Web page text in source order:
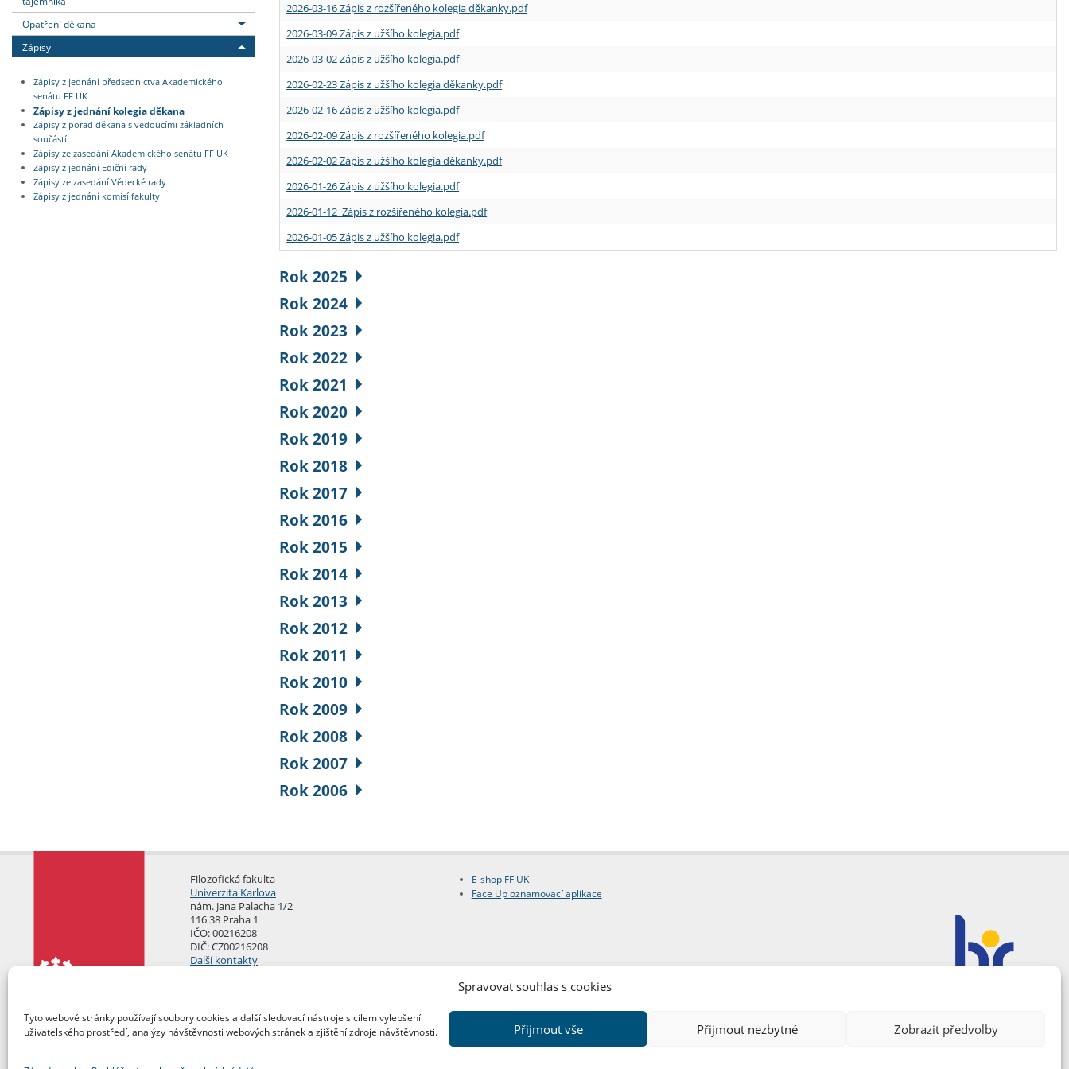
Spravovat souhlas s cookies
Tyto webové stránky používají soubory cookies a další sledovací nástroje s cílem vylepšení
uživatelského prostředí, analýzy návštěvnosti webových stránek a zjištění zdroje návštěvnosti.
Přijmout vše Přijmout nezbytné Zobrazit předvolby
Opatření děkana
Zápisy
Zápisy z jednání předsednictva Akademického
senátu FF UK
Zápisy z jednání kolegia děkana
Zápisy z porad děkana s vedoucími základních
součástí
Zápisy ze zasedání Akademického senátu FF UK
Zápisy z jednání Ediční rady
Zápisy ze zasedání Vědecké rady
Zápisy z jednání komisí fakulty
2026-03-16 Zápis z rozšířeného kolegia děkanky.pdf
2026-03-09 Zápis z užšího kolegia.pdf
2026-03-02 Zápis z užšího kolegia.pdf
2026-02-23 Zápis z užšího kolegia děkanky.pdf
2026-02-16 Zápis z užšího kolegia.pdf
2026-02-09 Zápis z rozšířeného kolegia.pdf
2026-02-02 Zápis z užšího kolegia děkanky.pdf
2026-01-26 Zápis z užšího kolegia.pdf
2026-01-12 Zápis z rozšířeného kolegia.pdf
2026-01-05 Zápis z užšího kolegia.pdf
Rok 2025
Rok 2024
Rok 2023
Rok 2022
Rok 2021
Rok 2020
Rok 2019
Rok 2018
Rok 2017
Rok 2016
Rok 2015
Rok 2014
Rok 2013
Rok 2012
Rok 2011
Rok 2010
Rok 2009
Rok 2008
Rok 2007
Rok 2006
Filozofická fakulta
Univerzita Karlova
nám. Jana Palacha 1/2
116 38 Praha 1
IČO: 00216208
DIČ: CZ00216208
Další kontakty
E-shop FF UK
Face Up oznamovací aplikace